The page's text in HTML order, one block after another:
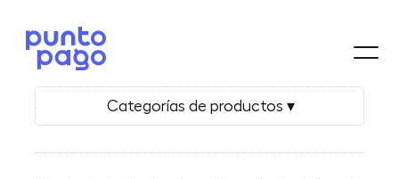
Categorías de productos ▾